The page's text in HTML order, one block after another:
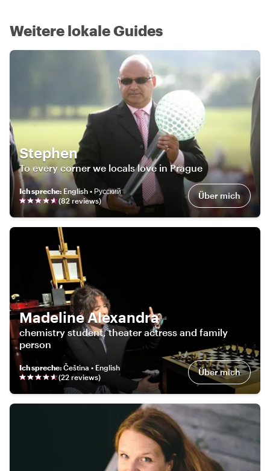
Weitere lokale Guides
Stephen
To every corner we locals love in Prague
Ich spreche: English • Русский
(82reviews) Über mich
Madeline Alexandra
chemistry student, theater actress and family
person
Ich spreche: Čeština • English
(22 reviews) Über mich